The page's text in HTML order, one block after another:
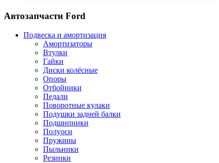
Автозапчасти Ford
Подвеска и амортизация
Амортизаторы
Втулки
Гайки
Диски колёсные
Опоры
Отбойники
Педали
Поворотные кулаки
Подушки задней балки
Подшипники
Полуоси
Пружины
Пыльники
Резинки